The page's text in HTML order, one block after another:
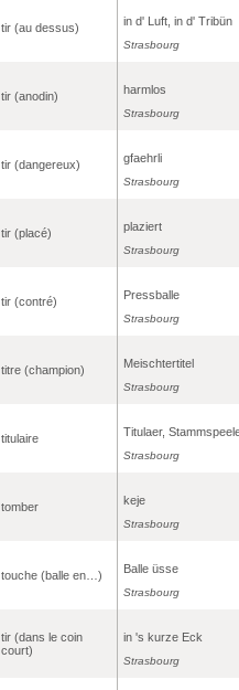
tir (au dessus) in d' Luft, in d' Tribün
Strasbourg
tir (anodin) harmlos
Strasbourg
tir (dangereux) gfaehrli
Strasbourg
tir (placé) plaziert
Strasbourg
tir (contré) Pressballe
Strasbourg
titre (champion) Meischtertitel
Strasbourg
titulaire Titulaer,
Strasbourg
tomber keje
Strasbourg
touche (balle en…) Balle üsse
Strasbourg
tir (dans le coin
court)
in 's kurze Eck
Strasbourg